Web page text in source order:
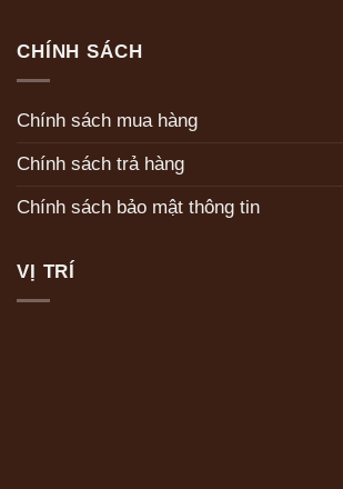
CHÍNH SÁCH
Chính sách mua hàng
Chính sách trả hàng
Chính sách bảo mật thông tin
VỊ TRÍ